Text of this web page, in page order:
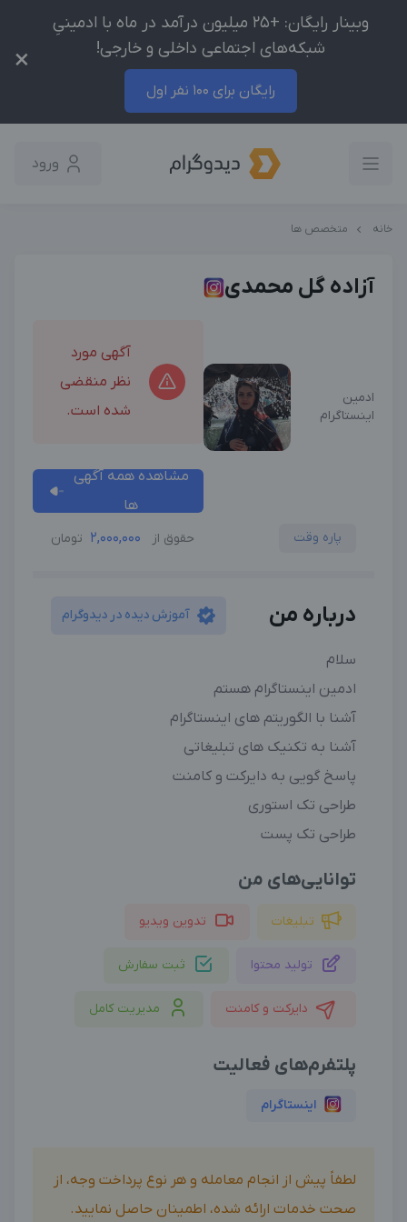
وبینار رایگان: +25 میلیون درآمد در ماه با ادمینیِ
شبکه‌های اجتماعی داخلی و خارجی!
رایگان برای 100 نفر اول
×
ورود
خانه متخصص ها
آزاده گل محمدی
ادمین
اینستاگرام
آگهی مورد
نظر منقضی
شده است.
مشاهده همه آگهی
ها
پاره وقت حقوق از 2,000,000 تومان
درباره من آموزش دیده در دیدوگرام
سلام
ادمین اینستاگرام هستم
آشنا با الگوریتم های اینستاگرام
آشنا به تکنیک های تبلیغاتی
پاسخ گویی به دایرکت و کامنت
طراحی تک استوری
طراحی تک پست
توانایی‌های من
تبلیغات تدوین ویدیو
تولید محتوا ثبت سفارش
دایرکت و کامنت مدیریت کامل
پلتفرم‌های فعالیت
اینستاگرام
لطفاً پیش از انجام معامله و هر نوع پرداخت وجه، از
صحت خدمات ارائه شده، اطمینان حاصل نمایید.